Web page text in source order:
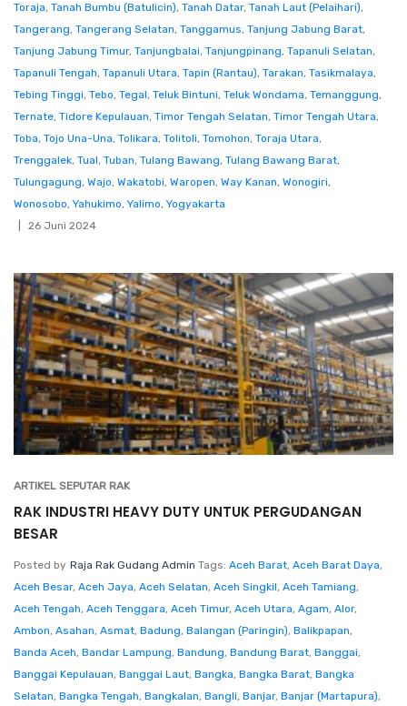
Toraja, Tanah Bumbu (Batulicin), Tanah Datar, Tanah Laut (Pelaihari),
Tangerang, Tangerang Selatan, Tanggamus, Tanjung Jabung Barat,
Tanjung Jabung Timur, Tanjungbalai, Tanjungpinang, Tapanuli Selatan,
Tapanuli Tengah, Tapanuli Utara, Tapin (Rantau), Tarakan, Tasikmalaya,
Tebing Tinggi, Tebo, Tegal, Teluk Bintuni, Teluk Wondama, Temanggung,
Ternate, Tidore Kepulauan, Timor Tengah Selatan, Timor Tengah Utara,
Toba, Tojo Una-Una, Tolikara, Tolitoli, Tomohon, Toraja Utara,
Trenggalek, Tual, Tuban, Tulang Bawang, Tulang Bawang Barat,
Tulungagung, Wajo, Wakatobi, Waropen, Way Kanan, Wonogiri,
Wonosobo, Yahukimo, Yalimo, Yogyakarta
26 Juni 2024
ARTIKEL SEPUTAR RAK
RAK INDUSTRI HEAVY DUTY UNTUK PERGUDANGAN
BESAR
Posted by Raja Rak Gudang Admin Tags: Aceh Barat, Aceh Barat Daya,
Aceh Besar, Aceh Jaya, Aceh Selatan, Aceh Singkil, Aceh Tamiang,
Aceh Tengah, Aceh Tenggara, Aceh Timur, Aceh Utara, Agam, Alor,
Ambon, Asahan, Asmat, Badung, Balangan (Paringin), Balikpapan,
Banda Aceh, Bandar Lampung, Bandung, Bandung Barat, Banggai,
Banggai Kepulauan, Banggai Laut, Bangka, Bangka Barat, Bangka
Selatan, Bangka Tengah, Bangkalan, Bangli, Banjar, Banjar (Martapura),